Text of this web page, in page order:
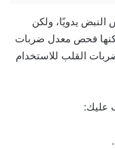
النبض يدويًا، ولكن
فحص معدل ضربات
القلب للاستخدام
عليك: